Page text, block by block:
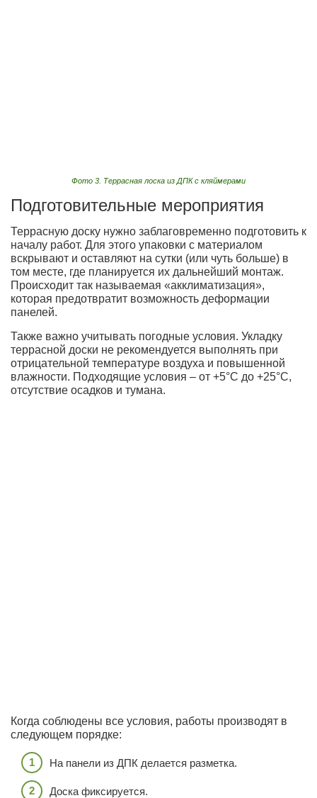
Фото 3. Террасная лоска из ДПК с кляймерами
Подготовительные мероприятия
Террасную доску нужно заблаговременно подготовить к
началу работ. Для этого упаковки с материалом
вскрывают и оставляют на сутки (или чуть больше) в
том месте, где планируется их дальнейший монтаж.
Происходит так называемая «акклиматизация»,
которая предотвратит возможность деформации
панелей.
Также важно учитывать погодные условия. Укладку
террасной доски не рекомендуется выполнять при
отрицательной температуре воздуха и повышенной
влажности. Подходящие условия – от +5°С до +25°С,
отсутствие осадков и тумана.
Когда соблюдены все условия, работы производят в
следующем порядке:
На панели из ДПК делается разметка.
Доска фиксируется.